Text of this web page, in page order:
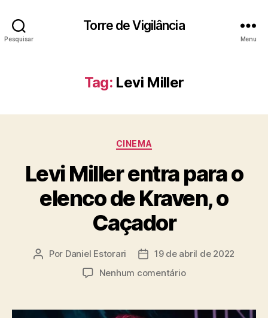
Pesquisar
Torre de Vigilância
Menu
Tag: Levi Miller
Categorias
CINEMA
Levi Miller entra para o
elenco de Kraven, o
Caçador
Autor
Por Daniel Estorari
Data19 de abril de 2022
Nenhum comentárioem
entra